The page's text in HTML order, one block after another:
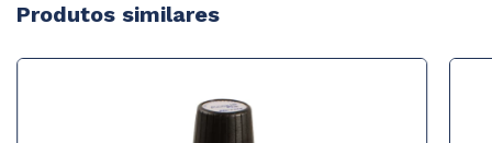
Produtos similares